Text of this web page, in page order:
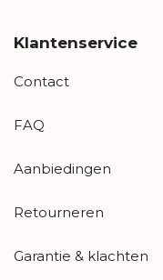
Klantenservice
Contact
FAQ
Aanbiedingen
Retourneren
Garantie & klachten